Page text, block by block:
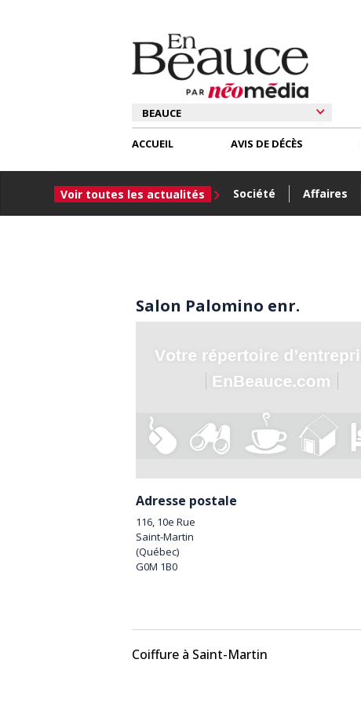
ACCUEIL
Voir toutes les actualités Société Affaires
AVIS DE DÉCÈS
Salon Palomino enr.
Adresse postale
116, 10e Rue
Saint-Martin
(Québec)
G0M 1B0
Coiffure à Saint-Martin